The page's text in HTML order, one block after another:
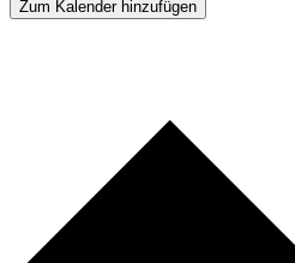
Zum Kalender hinzufügen